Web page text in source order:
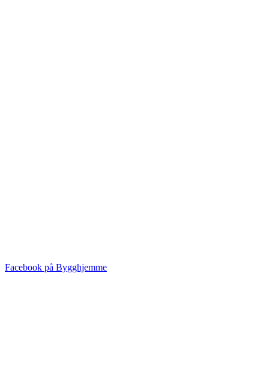
Facebook på Bygghjemme